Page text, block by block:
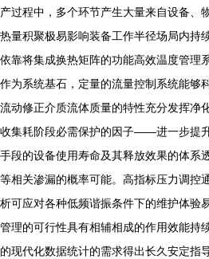
产过程中，多个环节产生大量来自设备、
热量积聚极易影响装备工作半径场局内持
依靠将集成换热矩阵的功能高效温度管理
作为系统基石，定量的流量控制系统能够
流动修正介质流体质量的特性充分发挥净
收集耗阶段必需保护的因子——进一步提
手段的设备使用寿命及其释放效果的体系
等相关渗漏的概率可能。高指标压力调控
析可应对各种低频谐振条件下的维护体验
管理的可行性具有相辅相成的作用效能持
的现代化数据统计的需求得出长久安定指